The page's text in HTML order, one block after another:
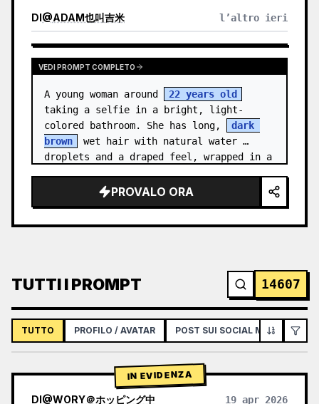
DI@ADAM也叫吉米 l’altro ieri
VEDI PROMPT COMPLETO
A young woman around
22 years old
taking a selfie in a bright, light-
colored bathroom. She has long,
dark
brown
wet hair with natural water
droplets and a draped feel, wrapped in a
PROVALO ORA
TUTTI I PROMPT 14607
TUTTO PROFILO / AVATAR POST SUI SOCIAL MEDIA
IN EVIDENZA
DI@WORY＠ホッピング中 19 apr 2026